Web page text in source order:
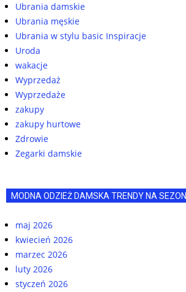
Ubrania damskie
Ubrania męskie
Ubrania w stylu basic Inspiracje
Uroda
wakacje
Wyprzedaż
Wyprzedaże
zakupy
zakupy hurtowe
Zdrowie
Zegarki damskie
MODNA ODZIEŻ DAMSKA TRENDY NA SEZON
maj 2026
kwiecień 2026
marzec 2026
luty 2026
styczeń 2026